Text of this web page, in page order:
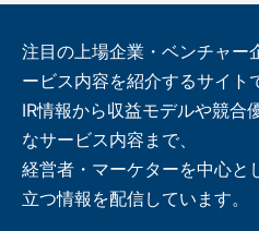
注目の上場企業・ベンチャー
ービス内容を紹介するサイト
IR情報から収益モデルや競合
なサービス内容まで、
経営者・マーケターを中心と
立つ情報を配信しています。